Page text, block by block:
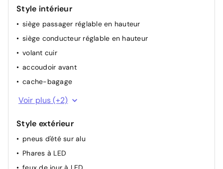
Style intérieur
siège passager réglable en hauteur
siège conducteur réglable en hauteur
volant cuir
accoudoir avant
cache-bagage
7 places
Voir plus (+2)
Style extérieur
pneus d'été sur alu
Phares à LED